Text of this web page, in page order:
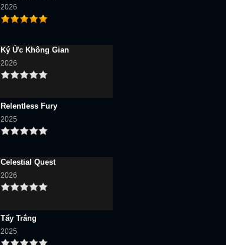
2026
Ký Ức Không Gian
2026
Relentless Fury
2025
Celestial Quest
2026
Tẩy Trắng
2025